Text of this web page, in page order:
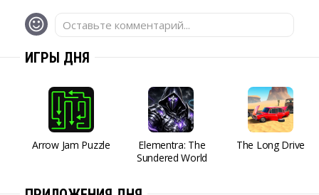
Оставьте комментарий...
ИГРЫ ДНЯ
Arrow Jam Puzzle
Elementra: The
Sundered World
The Long Drive